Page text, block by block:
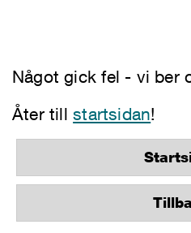
Något gick fel - vi ber
Åter tillstartsidan!